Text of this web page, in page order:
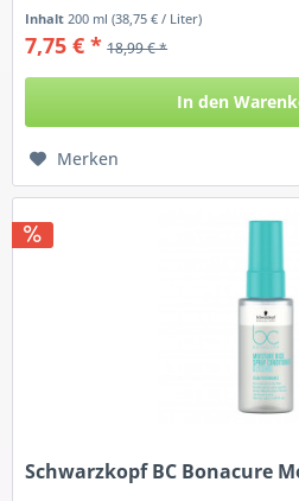
Inhalt200 ml(38,75 € / Liter)
7,75 € * 18,99 € *
In den
Merken
Schwarzkopf BC Bonacure